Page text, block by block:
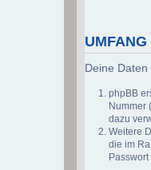
Deine
phpBB
Nummer
dazu
Weitere
die im